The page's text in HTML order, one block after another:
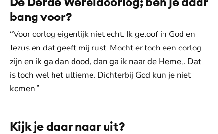
bang voor?
“Voor oorlog eigenlijk niet echt. Ik geloof in God en
Jezus en dat geeft mij rust. Mocht er toch een oorlog
zijn en ik ga dan dood, dan ga ik naar de Hemel. Dat
is toch wel het ultieme. Dichterbij God kun je niet
komen.”
Kijk je daar naar uit?